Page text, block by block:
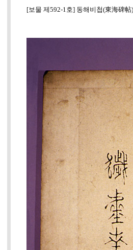
[보물 제592-1호] 동해비첩(東海碑帖)